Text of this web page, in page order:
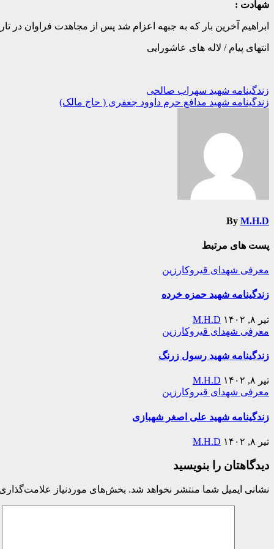
شهادت :
ابراهیم آخرین بار که به جبهه اعزام شد پس از مجاهدت فراوان در تاریخ ۶۷/۵/۷ در منطقه عملیاتی جزیره مینو به لقاءالله
انتهای پیام / لاله های عاشورایی
راهبری
نوشته
زندگینامه شهید سهراب صالحی
زندگینامه شهید مدافع حرم داوود جعفری ( حاج مالک)
By M.H.D
پست های مرتبط
معرفی شهدای قیروکارزین
زندگینامه شهید حمزه خرده
تیر ۸, ۱۴۰۲
M.H.D
معرفی شهدای قیروکارزین
زندگینامه شهید رسول زرنگ
تیر ۸, ۱۴۰۲
M.H.D
معرفی شهدای قیروکارزین
زندگینامه شهید علی اصغر شهبازی
تیر ۸, ۱۴۰۲ M.H.D
دیدگاهتان را بنویسید
نشانی ایمیل شما منتشر نخواهد شد. بخش‌های موردنیاز